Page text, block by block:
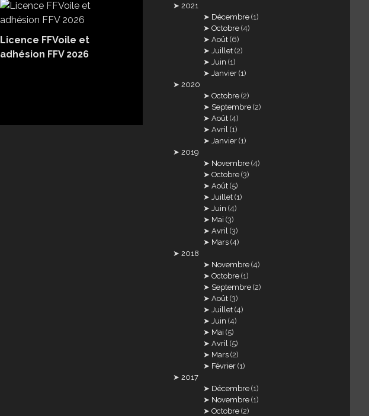
Licence FFVoile et
adhésion FFV 2026
2021
Décembre (1)
Octobre (4)
Août (6)
Juillet (2)
Juin (1)
Janvier (1)
2020
Octobre (2)
Septembre (2)
Août (4)
Avril (1)
Janvier (1)
2019
Novembre (4)
Octobre (3)
Août (5)
Juillet (1)
Juin (4)
Mai (3)
Avril (3)
Mars (4)
2018
Novembre (4)
Octobre (1)
Septembre (2)
Août (3)
Juillet (4)
Juin (4)
Mai (5)
Avril (5)
Mars (2)
Février (1)
2017
Décembre (1)
Novembre (1)
Octobre (2)